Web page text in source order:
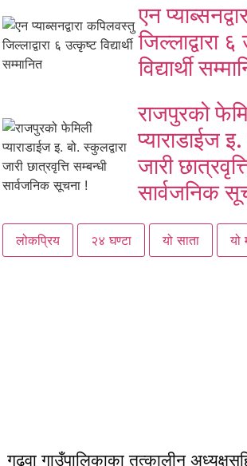
एन
जिल्लाद्वारा
विद्यार्थी
राजपुरको
प्याराडाईज
जारी
सार्वजनिक
लोकप्रिय २४ घण्टा यो साता यो
गढवा गाउँपालिकाका तत्कालीन